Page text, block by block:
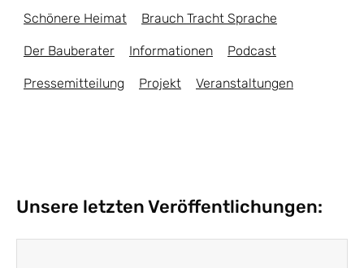
Schönere Heimat Brauch Tracht Sprache
Der Bauberater Informationen Podcast
Pressemitteilung Projekt Veranstaltungen
Unsere letzten Veröffentlichungen: